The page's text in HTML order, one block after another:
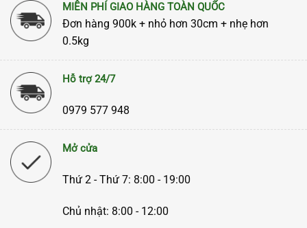
MIỄN PHÍ GIAO HÀNG TOÀN QUỐC
Đơn hàng 900k + nhỏ hơn 30cm + nhẹ hơn
0.5kg
Hỗ trợ 24/7
0979 577 948
Mở cửa
Thứ 2 - Thứ 7: 8:00 - 19:00
Chủ nhật: 8:00 - 12:00